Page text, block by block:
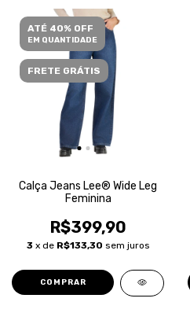
ATÉ 40% OFF
EM QUANTIDADE
FRETE GRÁTIS
Calça Jeans Lee® Wide Leg
Feminina
R$399,90
3 x de R$133,30 sem juros
COMPRAR